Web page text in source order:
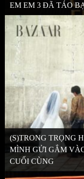
EM EM 3 ĐÃ TÁO
(S)TRONG TRỌNG
MÌNH GỬI GẮM
CUỐI CÙNG